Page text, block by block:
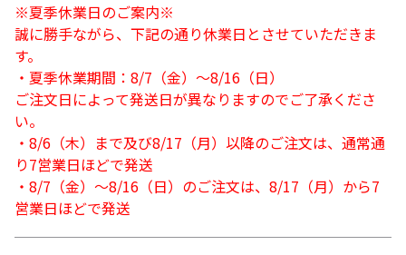
※夏季休業日のご案内※
誠に勝手ながら、下記の通り休業日とさせていただきま
す。
・夏季休業期間：8/7（金）～8/16（日）
ご注文日によって発送日が異なりますのでご了承くださ
い。
・8/6（木）まで及び8/17（月）以降のご注文は、通常通
り7営業日ほどで発送
・8/7（金）～8/16（日）のご注文は、8/17（月）から7
営業日ほどで発送